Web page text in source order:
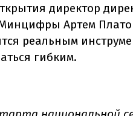
директор
Артем
реальным
гибким.